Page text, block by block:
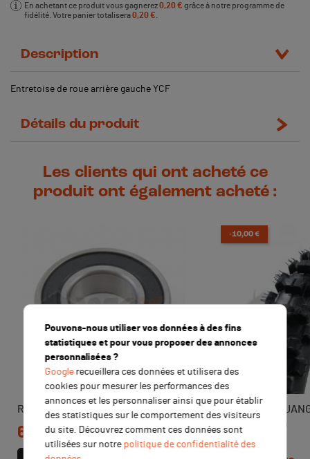
En achetant ce produit vous gagnerez0,20 € grâce à notre programme de
fidélité. Votre panier totalisera0,20 €
Description
Entretoise de roue arrière gauche YCF
Détails du produit
Les clients qui ont acheté ce
produit ont également acheté :
Roulement de roue YCF 35x15x11
Prix
6,00 € TTC
-10,00 €
Pneu avant
Prix de base
29,90 €
Prix
Pouvons-nous utiliser vos données à des fins
statistiques et pour vous proposer des annonces
personnalisées ?
Googlerecueillera ces données et utilisera des
cookies pour mesurer les performances des
annonces et les personnaliser ainsi que pour établir
des statistiques sur le comportement des visiteurs
du site. Découvrez comment ces données sont
utilisées sur notre politique de confidentialité des